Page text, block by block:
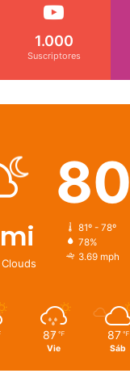
1.000
Suscriptores
80
81º - 78º
78%
3.69 mph
87 ℉
Vie
87 ℉
Sáb